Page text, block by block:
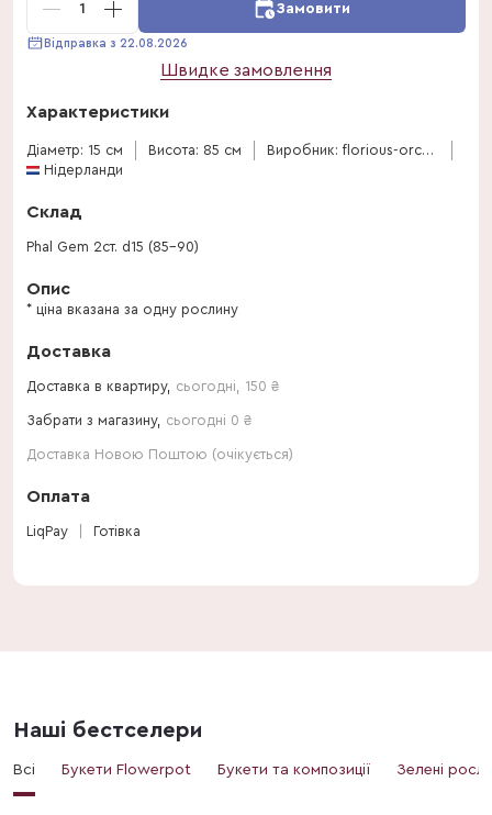
1 Замовити
Відправка з 22.08.2026
Швидке замовлення
Характеристики
Діаметр: 15 см Висота: 85 см
Виробник: florious-orchids
Нідерланди
Склад
Phal Gem 2ст. d15 (85-90)
Опис
* ціна вказана за одну рослину
Доставка
Доставка в квартиру, сьогодні 150 ₴
Забрати з магазину, сьогодні 0 ₴
Доставка Новою Поштою (очікується)
Оплата
LiqPay Готівка
Наші бестселери
Всі Букети Flowerpot Букети та композиції Зелені